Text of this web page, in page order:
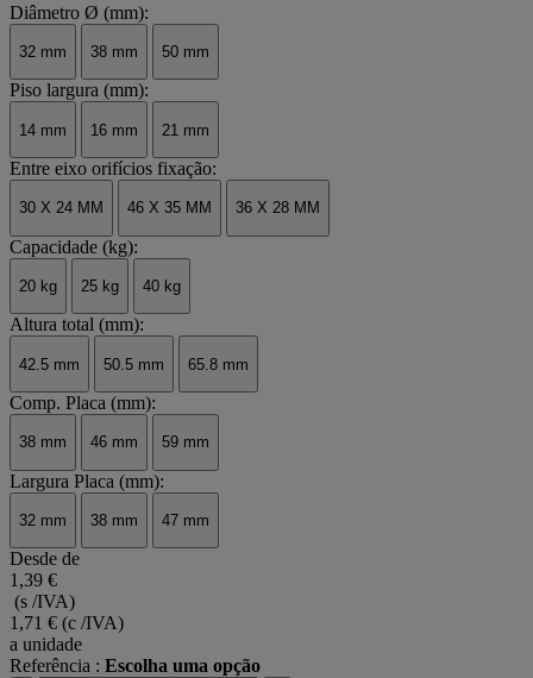
Diâmetro Ø (mm):
32 mm 38 mm 50 mm
Piso largura (mm):
14 mm 16 mm 21 mm
Entre eixo orifícios fixação:
30 X 24 MM 46 X 35 MM 36 X 28 MM
Capacidade (kg):
20 kg 25 kg 40 kg
Altura total (mm):
42.5 mm 50.5 mm 65.8 mm
Comp. Placa (mm):
38 mm 46 mm 59 mm
Largura Placa (mm):
32 mm 38 mm 47 mm
Desde de
1,39 €
(s /IVA)
1,71 € (c /IVA)
a unidade
Referência : Escolha uma opção